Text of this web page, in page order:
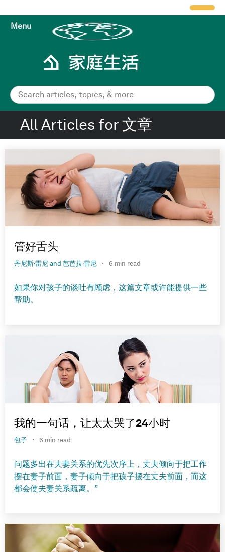
Menu
All Articles for 文章
管好舌头
丹尼斯·雷尼 and 芭芭拉·雷尼 · 6 min read
如果你对孩子的谈吐有顾虑，这篇文章或许能提供一些
帮助。
我的一句话，让太太哭了24小时
包子 · 6 min read
问题多出在夫妻关系的优先次序上，丈夫倾向于把工作
摆在妻子前面，妻子倾向于把孩子摆在丈夫前面，而这
都会使夫妻关系疏离。”